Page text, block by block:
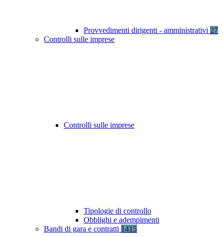
Provvedimenti dirigenti - amministrativi 27
Controlli sulle imprese
Controlli sulle imprese
Tipologie di controllo
Obblighi e adempimenti
Bandi di gara e contratti 1415